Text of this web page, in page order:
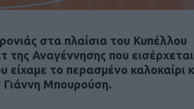
στα πλαίσια του Κυπέλλου
Αναγέννησης που
είχαμε το περασμένο καλοκαίρι
Μπουρούση.